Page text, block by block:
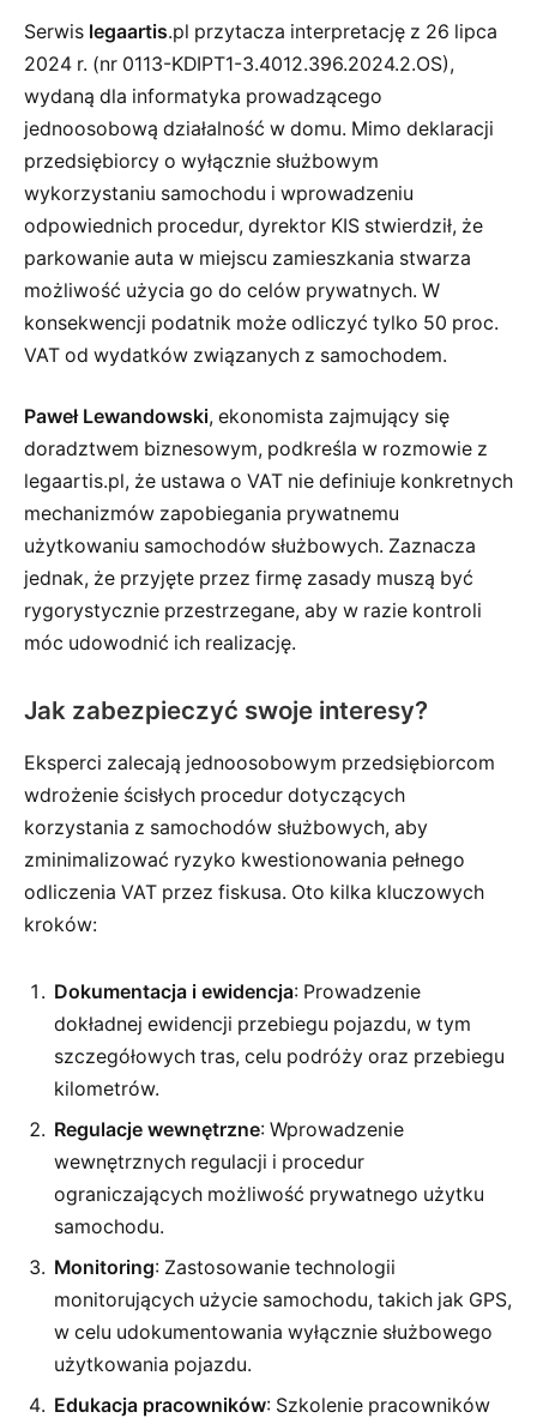
Serwis legaartis.pl przytacza interpretację z 26 lipca
2024 r. (nr 0113-KDIPT1-3.4012.396.2024.2.OS),
wydaną dla informatyka prowadzącego
jednoosobową działalność w domu. Mimo deklaracji
przedsiębiorcy o wyłącznie służbowym
wykorzystaniu samochodu i wprowadzeniu
odpowiednich procedur, dyrektor KIS stwierdził, że
parkowanie auta w miejscu zamieszkania stwarza
możliwość użycia go do celów prywatnych. W
konsekwencji podatnik może odliczyć tylko 50 proc.
VAT od wydatków związanych z samochodem.
Paweł Lewandowski, ekonomista zajmujący się
doradztwem biznesowym, podkreśla w rozmowie z
legaartis.pl, że ustawa o VAT nie definiuje konkretnych
mechanizmów zapobiegania prywatnemu
użytkowaniu samochodów służbowych. Zaznacza
jednak, że przyjęte przez firmę zasady muszą być
rygorystycznie przestrzegane, aby w razie kontroli
móc udowodnić ich realizację.
Jak zabezpieczyć swoje interesy?
Eksperci zalecają jednoosobowym przedsiębiorcom
wdrożenie ścisłych procedur dotyczących
korzystania z samochodów służbowych, aby
zminimalizować ryzyko kwestionowania pełnego
odliczenia VAT przez fiskusa. Oto kilka kluczowych
kroków:
Dokumentacja i ewidencja: Prowadzenie
dokładnej ewidencji przebiegu pojazdu, w tym
szczegółowych tras, celu podróży oraz przebiegu
kilometrów.
Regulacje wewnętrzne: Wprowadzenie
wewnętrznych regulacji i procedur
ograniczających możliwość prywatnego użytku
samochodu.
Monitoring: Zastosowanie technologii
monitorujących użycie samochodu, takich jak GPS,
w celu udokumentowania wyłącznie służbowego
użytkowania pojazdu.
Edukacja pracowników: Szkolenie pracowników